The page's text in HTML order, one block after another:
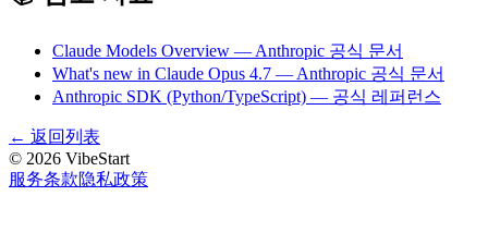
Claude Models Overview — Anthropic 공식 문서
What's new in Claude Opus 4.7 — Anthropic 공식 문서
Anthropic SDK (Python/TypeScript) — 공식 레퍼런스
← 返回列表
© 2026 VibeStart
服务条款隐私政策